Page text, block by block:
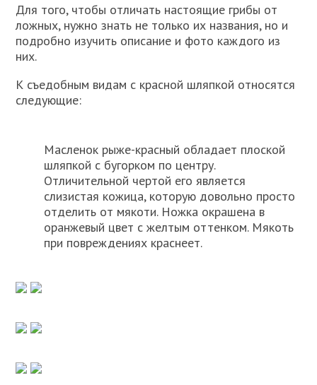
Для того, чтобы отличать настоящие грибы от
ложных, нужно знать не только их названия, но и
подробно изучить описание и фото каждого из
них.
К съедобным видам с красной шляпкой относятся
следующие:
Масленок рыже-красный обладает плоской
шляпкой с бугорком по центру.
Отличительной чертой его является
слизистая кожица, которую довольно просто
отделить от мякоти. Ножка окрашена в
оранжевый цвет с желтым оттенком. Мякоть
при повреждениях краснеет.